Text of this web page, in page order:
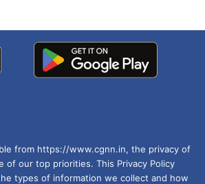
from https://www.cgnn.in, the privacy of
of our top priorities. This Privacy Policy
types of information we collect and how